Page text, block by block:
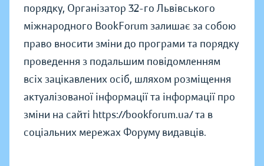
порядку, Організатор 32-го Львівського
міжнародного BookForum залишає за собою
право вносити зміни до програми та порядку
проведення з подальшим повідомленням
всіх зацікавлених осіб, шляхом розміщення
актуалізованої інформації та інформації про
зміни на сайті https://bookforum.ua/ та в
соціальних мережах Форуму видавців.